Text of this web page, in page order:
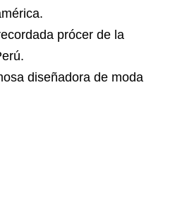
prócer de la
diseñadora de moda